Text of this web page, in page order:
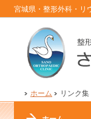
宮城県・整形外科・リ
ホーム リンク集